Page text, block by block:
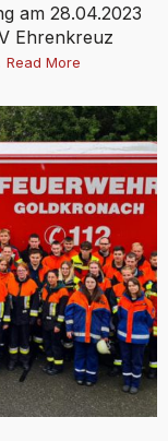
am 28.04.2023
Ehrenkreuz
Read More